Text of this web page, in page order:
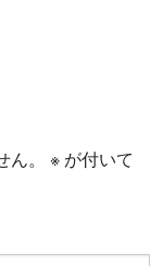
。 ※ が付いて